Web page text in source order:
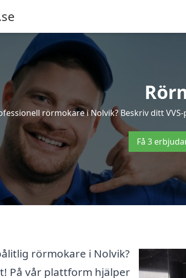
rörmokare i Nolvik? Beskriv ditt
Få 3
rörmokare i Nolvik?
På vår plattform hjälper